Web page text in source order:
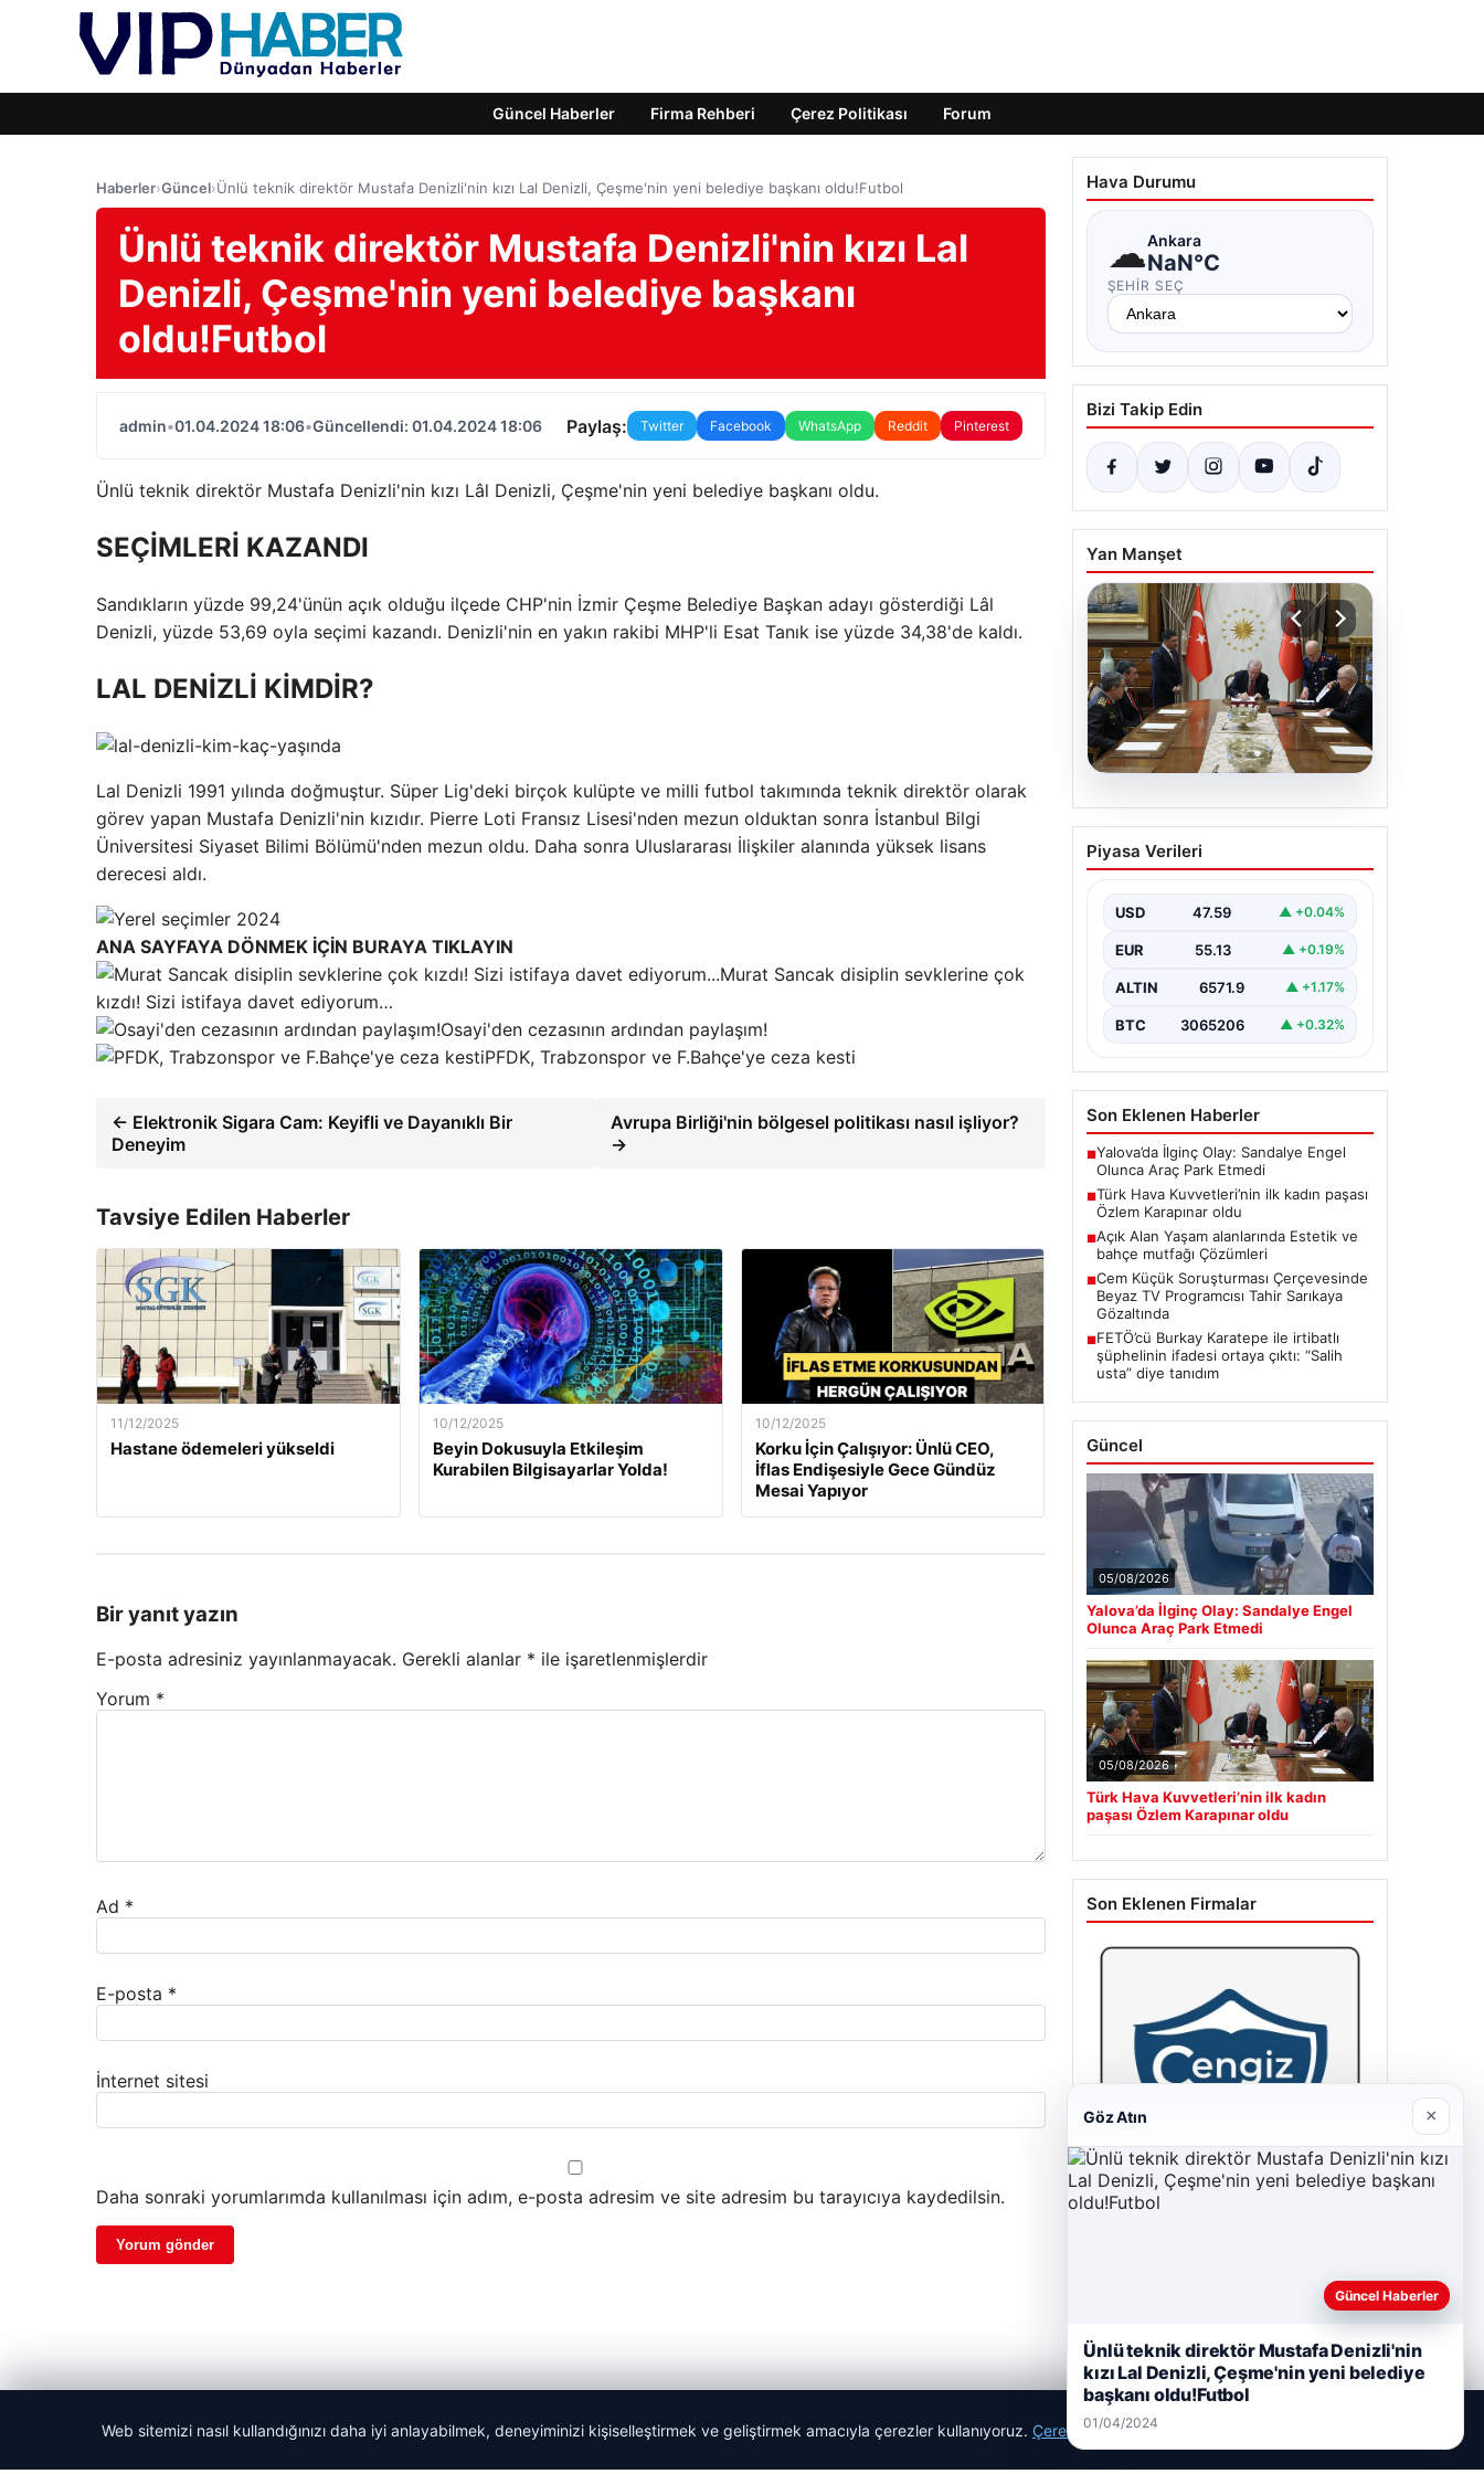
Güncel Haberler Firma Rehberi Çerez Politikası Forum
Haberler›Güncel›Ünlü teknik direktör Mustafa Denizli'nin kızı Lal Denizli, Çeşme'nin yeni belediye başkanı oldu!Futbol
Ünlü teknik direktör Mustafa Denizli'nin kızı Lal
Denizli, Çeşme'nin yeni belediye başkanı
oldu!Futbol
admin•01.04.2024 18:06•Güncellendi: 01.04.2024 18:06 Paylaş: Twitter Facebook WhatsApp Reddit Pinterest
Ünlü teknik direktör Mustafa Denizli'nin kızı Lâl Denizli, Çeşme'nin yeni belediye başkanı oldu.
SEÇİMLERİ KAZANDI
Sandıkların yüzde 99,24'ünün açık olduğu ilçede CHP'nin İzmir Çeşme Belediye Başkan adayı gösterdiği Lâl
Denizli, yüzde 53,69 oyla seçimi kazandı. Denizli'nin en yakın rakibi MHP'li Esat Tanık ise yüzde 34,38'de kaldı.
LAL DENİZLİ KİMDİR?
Lal Denizli 1991 yılında doğmuştur. Süper Lig'deki birçok kulüpte ve milli futbol takımında teknik direktör olarak
görev yapan Mustafa Denizli'nin kızıdır. Pierre Loti Fransız Lisesi'nden mezun olduktan sonra İstanbul Bilgi
Üniversitesi Siyaset Bilimi Bölümü'nden mezun oldu. Daha sonra Uluslararası İlişkiler alanında yüksek lisans
derecesi aldı.
ANA SAYFAYA DÖNMEK İÇİN BURAYA TIKLAYIN
Murat Sancak disiplin sevklerine çok
kızdı! Sizi istifaya davet ediyorum…
Osayi'den cezasının ardından paylaşım!
PFDK, Trabzonspor ve F.Bahçe'ye ceza kesti
← Elektronik Sigara Cam: Keyifli ve Dayanıklı Bir
Deneyim
Avrupa Birliği'nin bölgesel politikası nasıl işliyor?
→
Tavsiye Edilen Haberler
11/12/2025
Hastane ödemeleri yükseldi
10/12/2025
Beyin Dokusuyla Etkileşim
Kurabilen Bilgisayarlar Yolda!
10/12/2025
Korku İçin Çalışıyor: Ünlü CEO,
İflas Endişesiyle Gece Gündüz
Mesai Yapıyor
Bir yanıt yazın
E-posta adresiniz yayınlanmayacak. Gerekli alanlar * ile işaretlenmişlerdir
Yorum *
Ad *
E-posta *
İnternet sitesi
Daha sonraki yorumlarımda kullanılması için adım, e-posta adresim ve site adresim bu tarayıcıya kaydedilsin.
Hava Durumu
☁Ankara
NaN°C
ŞEHIR SEÇ
Bizi Takip Edin
Yan Manşet
Türk Hava Kuvvetleri’nin
ilk kadın paşası Özlem
Piyasa Verileri
USD 47.59 ▲ +0.04%
EUR 55.13 ▲ +0.19%
ALTIN 6571.9 ▲ +1.17%
BTC 3065206 ▲ +0.32%
Son Eklenen Haberler
■Yalova’da İlginç Olay: Sandalye Engel
Olunca Araç Park Etmedi
■Türk Hava Kuvvetleri’nin ilk kadın paşası
Özlem Karapınar oldu
■Açık Alan Yaşam alanlarında Estetik ve
bahçe mutfağı Çözümleri
■Cem Küçük Soruşturması Çerçevesinde
Beyaz TV Programcısı Tahir Sarıkaya
Gözaltında
■FETÖ’cü Burkay Karatepe ile irtibatlı
şüphelinin ifadesi ortaya çıktı: “Salih
usta” diye tanıdım
Güncel
05/08/2026
Yalova’da İlginç Olay: Sandalye Engel
Olunca Araç Park Etmedi
05/08/2026
Türk Hava Kuvvetleri’nin ilk kadın
paşası Özlem Karapınar oldu
Son Eklenen Firmalar
© 2026 Vip Haber – Güncel Haberler
Web sitemizi nasıl kullandığınızı daha iyi anlayabilmek, deneyiminizi kişiselleştirmek ve geliştirmek amacıyla çerezler kullanıyoruz. Çerez Politikamız
Göz Atın ×
Güncel Haberler
Ünlü teknik direktör Mustafa Denizli'nin
kızı Lal Denizli, Çeşme'nin yeni belediye
başkanı oldu!Futbol
01/04/2024